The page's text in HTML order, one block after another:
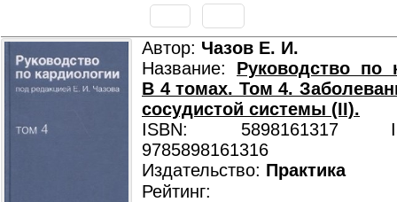
Автор: Чазов Е. И.
Название: Руководство по
В 4 томах. Том 4.
сосудистой системы (II).
ISBN: 5898161317
9785898161316
Издательство: Практика
Рейтинг: